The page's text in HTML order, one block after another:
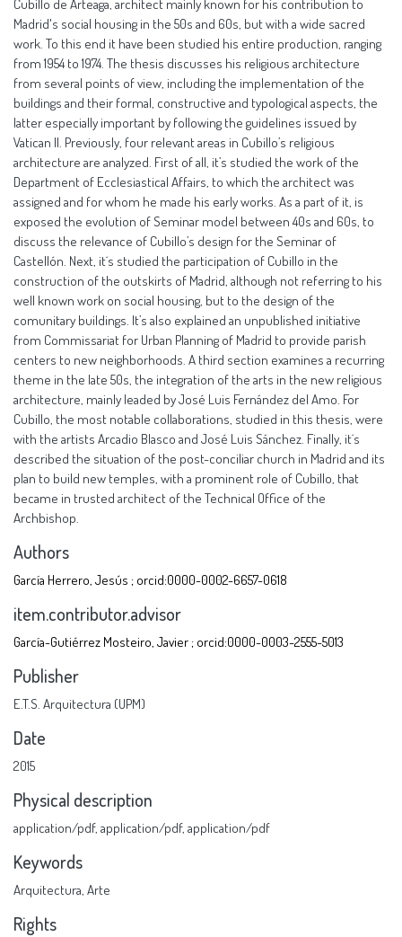
Cubillo de Arteaga, architect mainly known for his contribution to
Madrid's social housing in the 50s and 60s, but with a wide sacred
work. To this end it have been studied his entire production, ranging
from 1954 to 1974. The thesis discusses his religious architecture
from several points of view, including the implementation of the
buildings and their formal, constructive and typological aspects, the
latter especially important by following the guidelines issued by
Vatican II. Previously, four relevant areas in Cubillo’s religious
architecture are analyzed. First of all, it’s studied the work of the
Department of Ecclesiastical Affairs, to which the architect was
assigned and for whom he made his early works. As a part of it, is
exposed the evolution of Seminar model between 40s and 60s, to
discuss the relevance of Cubillo’s design for the Seminar of
Castellón. Next, it´s studied the participation of Cubillo in the
construction of the outskirts of Madrid, although not referring to his
well known work on social housing, but to the design of the
comunitary buildings. It’s also explained an unpublished initiative
from Commissariat for Urban Planning of Madrid to provide parish
centers to new neighborhoods. A third section examines a recurring
theme in the late 50s, the integration of the arts in the new religious
architecture, mainly leaded by José Luis Fernández del Amo. For
Cubillo, the most notable collaborations, studied in this thesis, were
with the artists Arcadio Blasco and José Luis Sánchez. Finally, it´s
described the situation of the post-conciliar church in Madrid and its
plan to build new temples, with a prominent role of Cubillo, that
became in trusted architect of the Technical Office of the
Archbishop.
Authors
García Herrero, Jesús ; orcid:0000-0002-6657-0618
item.contributor.advisor
García-Gutiérrez Mosteiro, Javier ; orcid:0000-0003-2555-5013
Publisher
E.T.S. Arquitectura (UPM)
Date
2015
Physical description
application/pdf, application/pdf, application/pdf
Keywords
Arquitectura, Arte
Rights